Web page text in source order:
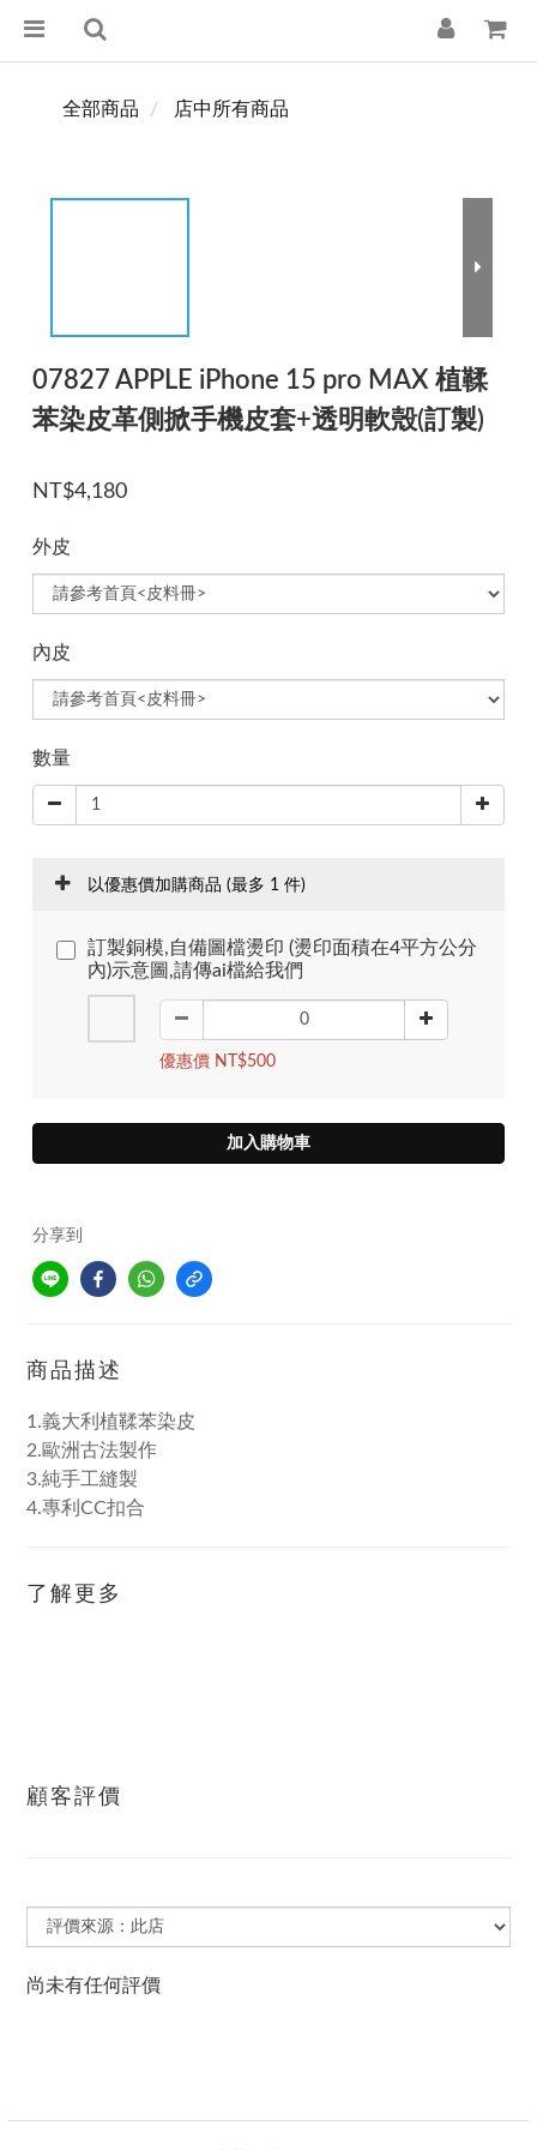
全部商品 店中所有商品
07827 APPLE iPhone 15 pro MAX 植鞣
苯染皮革側掀手機皮套+透明軟殼(訂製)
NT$4,180
外皮
內皮
數量
以優惠價加購商品 (最多 1 件)
訂製銅模,自備圖檔燙印 (燙印面積在4平方公分
內)示意圖,請傳ai檔給我們
優惠價 NT$500
加入購物車
分享到
商品描述
1.義大利植鞣苯染皮
2.歐洲古法製作
3.純手工縫製
4.專利CC扣合
了解更多
顧客評價
尚未有任何評價